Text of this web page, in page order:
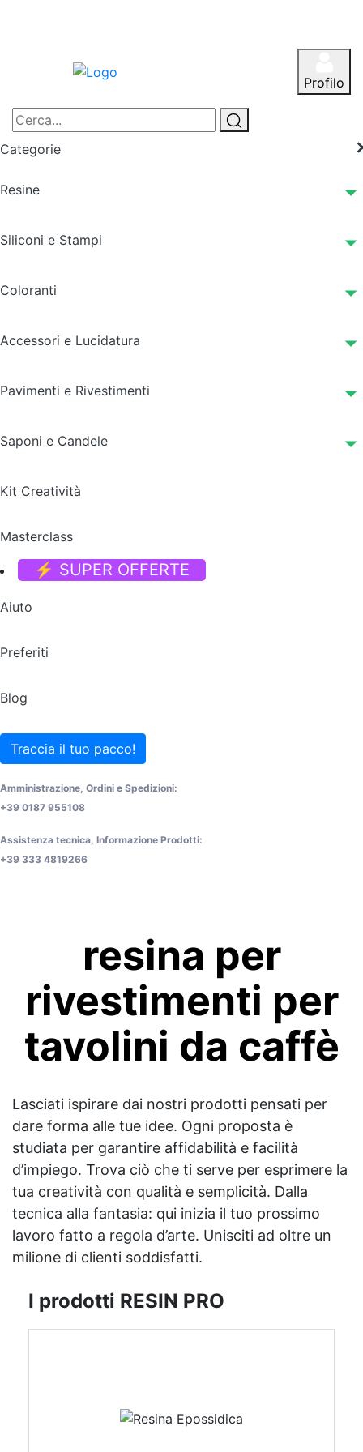
Profilo
Categorie
Resine
Siliconi e Stampi
Coloranti
Accessori e Lucidatura
Pavimenti e Rivestimenti
Saponi e Candele
Kit Creatività
Masterclass
⚡ SUPER OFFERTE
Aiuto
Preferiti
Blog
Traccia il tuo pacco!
Amministrazione, Ordini e Spedizioni:
+39 0187 955108
Assistenza tecnica, Informazione Prodotti:
+39 333 4819266
resina per
rivestimenti per
tavolini da caffè
Lasciati ispirare dai nostri prodotti pensati per
dare forma alle tue idee. Ogni proposta è
studiata per garantire affidabilità e facilità
d’impiego. Trova ciò che ti serve per esprimere la
tua creatività con qualità e semplicità. Dalla
tecnica alla fantasia: qui inizia il tuo prossimo
lavoro fatto a regola d’arte. Unisciti ad oltre un
milione di clienti soddisfatti.
I prodotti RESIN PRO